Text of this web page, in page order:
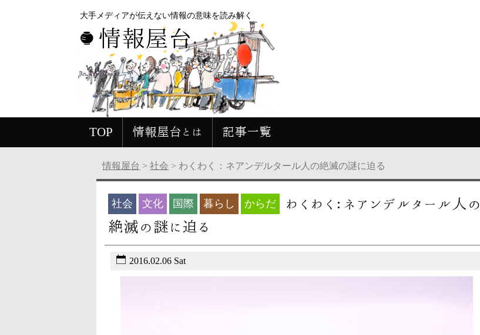
大手メディアが伝えない情報の意味を読み解く
情報屋台
TOP 情報屋台とは 記事一覧
情報屋台 >社会 > わくわく：ネアンデルタール人の絶滅の謎に迫る
社会 文化 国際 暮らし からだ
わくわく：ネアンデルタール人の
絶滅の謎に迫る
2016.02.06 Sat